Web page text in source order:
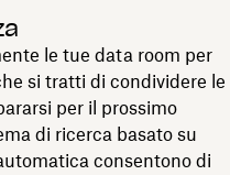
le tue data room per
si tratti di condividere le
per il prossimo
di ricerca basato su
consentono di